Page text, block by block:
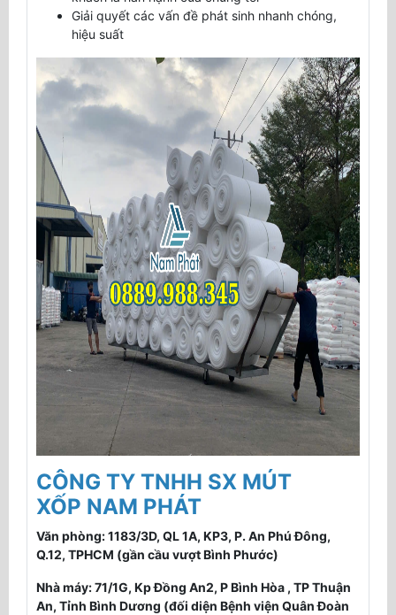
Giải quyết các vấn đề phát sinh nhanh chóng,
hiệu suất
CÔNG TY TNHH SX MÚT
XỐP NAM PHÁT
Văn phòng: 1183/3D, QL 1A, KP3, P. An Phú Đông,
Q.12, TPHCM (gần cầu vượt Bình Phước)
Nhà máy: 71/1G, Kp Đồng An2, P Bình Hòa , TP Thuận
An, Tỉnh Bình Dương (đối diện Bệnh viện Quân Đoàn